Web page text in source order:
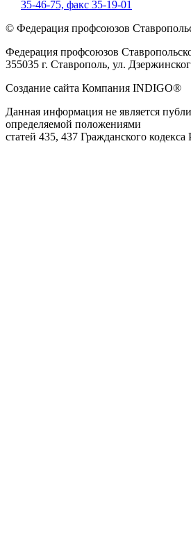
35-46-75, факс 35-19-01
© Федерация профсоюзов
Федерация профсоюзов
355035 г. Ставрополь, ул.
Создание сайта Компания INDIGO®
Данная информация не является
определяемой положениями
статей 435, 437 Гражданского